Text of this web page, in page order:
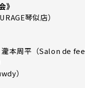
》
琴似店）
瀧本周平（Salon de
）